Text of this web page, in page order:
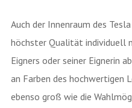
Auch der Innenraum des
höchster Qualität individuell
Eigners oder seiner Eignerin
an Farben des hochwertigen
ebenso groß wie die